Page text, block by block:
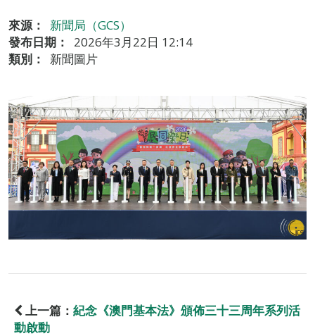
來源：
新聞局（GCS）
發布日期：
2026年3月22日 12:14
類別：
新聞圖片
上一篇： 紀念《澳門基本法》頒佈三十三周年系列活
動啟動